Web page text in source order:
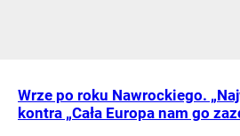
Wrze po roku Nawrockiego.
kontra „Cała Europa nam go